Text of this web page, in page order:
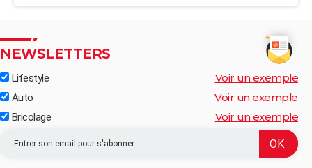
NEWSLETTERS
Lifestyle Voir un exemple
Auto Voir un exemple
Bricolage Voir un exemple